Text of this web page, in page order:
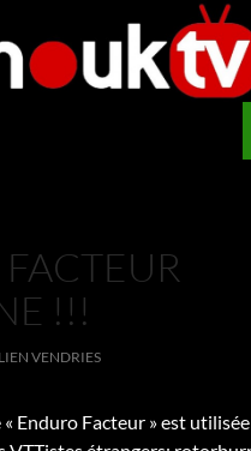
!!!
VENDRIES
Enduro Facteur » est